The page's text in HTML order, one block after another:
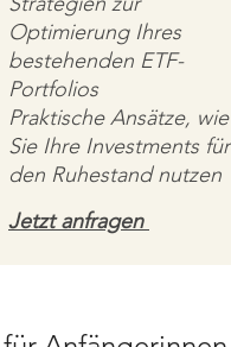
Optimierung Ihres
bestehenden ETF-
Portfolios
Praktische Ansätze, wie
Sie Ihre Investments für
den Ruhestand nutzen
Jetzt anfragen